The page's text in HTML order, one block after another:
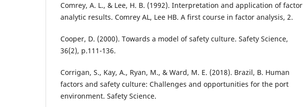
Comrey, A. L., & Lee, H. B. (1992). Interpretation and application of factor
analytic results. Comrey AL, Lee HB. A first course in factor analysis, 2.
Cooper, D. (2000). Towards a model of safety culture. Safety Science,
36(2), p.111-136.
Corrigan, S., Kay, A., Ryan, M., & Ward, M. E. (2018). Brazil, B. Human
factors and safety culture: Challenges and opportunities for the port
environment. Safety Science.